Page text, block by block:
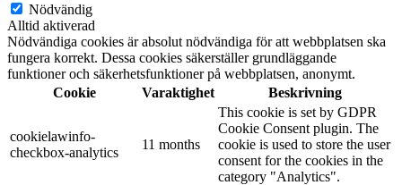
Nödvändig
Alltid aktiverad
Nödvändiga cookies är absolut nödvändiga för att webbplatsen ska
fungera korrekt. Dessa cookies säkerställer grundläggande
funktioner och säkerhetsfunktioner på webbplatsen, anonymt.
Cookie
Varaktighet Beskrivning
cookielawinfo-
checkbox-analytics
11 months
This cookie is set by GDPR
Cookie Consent plugin. The
cookie is used to store the user
consent for the cookies in the
category "Analytics".